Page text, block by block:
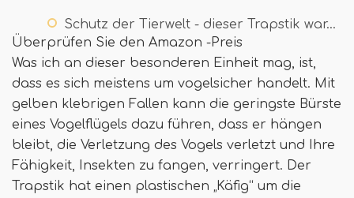
Schutz der Tierwelt - dieser Trapstik war…
Überprüfen Sie den Amazon -Preis
Was ich an dieser besonderen Einheit mag, ist,
dass es sich meistens um vogelsicher handelt. Mit
gelben klebrigen Fallen kann die geringste Bürste
eines Vogelflügels dazu führen, dass er hängen
bleibt, die Verletzung des Vogels verletzt und Ihre
Fähigkeit, Insekten zu fangen, verringert. Der
Trapstik hat einen plastischen „Käfig“ um die